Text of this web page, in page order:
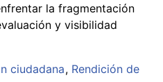
la fragmentación
y visibilidad
ciudadana Rendición de